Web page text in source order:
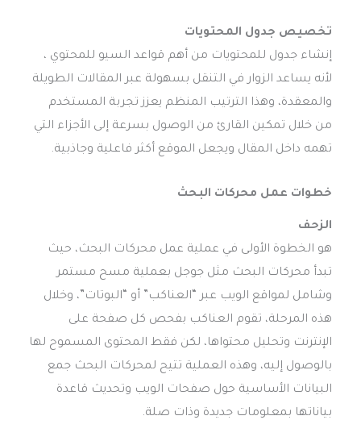
تخصيص جدول المحتويات
إنشاء جدول للمحتويات من أهم قواعد السيو للمحتوي ،
لأنه يساعد الزوار في التنقل بسهولة عبر المقالات الطويلة
والمعقدة، وهذا الترتيب المنظم يعزز تجربة المستخدم
من خلال تمكين القارئ من الوصول بسرعة إلى الأجزاء التي
تهمه داخل المقال ويجعل الموقع أكثر فاعلية وجاذبية.
خطوات عمل محركات البحث
الزحف
هو الخطوة الأولى في عملية عمل محركات البحث، حيث
تبدأ محركات البحث مثل جوجل بعملية مسح مستمر
وشامل لمواقع الويب عبر “العناكب” أو “البوتات”، وخلال
هذه المرحلة، تقوم العناكب بفحص كل صفحة على
الإنترنت وتحليل محتواها، لكن فقط المحتوى المسموح لها
بالوصول إليه، وهذه العملية تتيح لمحركات البحث جمع
البيانات الأساسية حول صفحات الويب وتحديث قاعدة
بياناتها بمعلومات جديدة وذات صلة.